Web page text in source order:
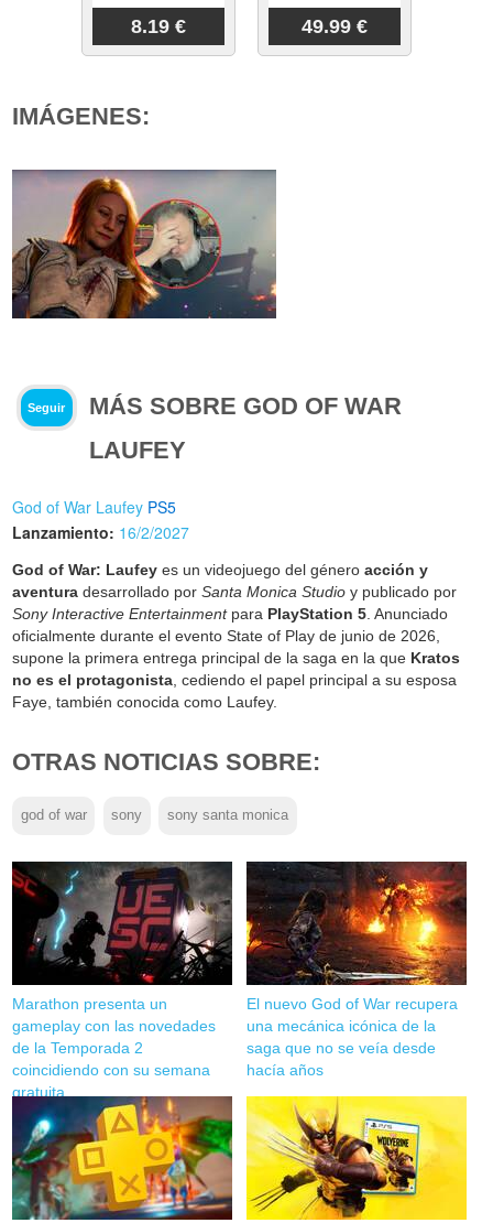
8.19 € 49.99 €
IMÁGENES:
Seguir
MÁS SOBRE GOD OF WAR
LAUFEY
God of War Laufey PS5
Lanzamiento: 16/2/2027
God of War: Laufey es un videojuego del géneroacción y
aventura desarrollado porSanta Monica Studio y publicado por
Sony Interactive Entertainmentpara PlayStation 5 . Anunciado
oficialmente durante el evento State of Play de junio de 2026,
supone la primera entrega principal de la saga en la que Kratos
no es el protagonista , cediendo el papel principal a su esposa
Faye, también conocida como Laufey.
OTRAS NOTICIAS SOBRE:
god of war sony sony santa monica
Marathon presenta un
gameplay con las novedades
de la Temporada 2
coincidiendo con su semana
gratuita
El nuevo God of War recupera
una mecánica icónica de la
saga que no se veía desde
hacía años